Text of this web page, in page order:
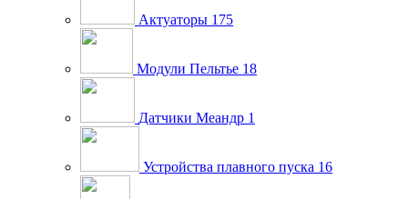
Актуаторы 175
Модули Пельтье 18
Датчики Меандр 1
Устройства плавного пуска 16